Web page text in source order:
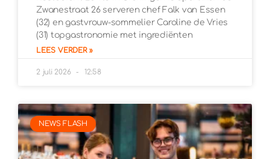
Zwanestraat 26 serveren chef Falk van Essen
(32) en gastvrouw-sommelier Caroline de Vries
(31) topgastronomie met ingrediënten
LEES VERDER »
2 juli 2026 12:58
NEWS FLASH